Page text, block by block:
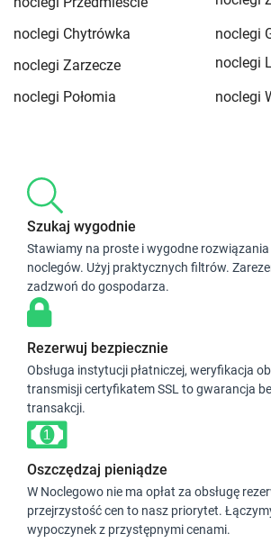
noclegi Chytrówka
noclegi
noclegi Zarzecze
noclegi
noclegi Połomia
noclegi
Szukaj wygodnie
Stawiamy na proste i wygodne
noclegów. Użyj praktycznych filtrów.
zadzwoń do gospodarza.
Rezerwuj bezpiecznie
Obsługa instytucji płatniczej, weryfikacja
transmisji certyfikatem SSL to gwarancja
transakcji.
Oszczędzaj pieniądze
W Noclegowo nie ma opłat za obsługę
przejrzystość cen to nasz priorytet.
wypoczynek z przystępnymi cenami.